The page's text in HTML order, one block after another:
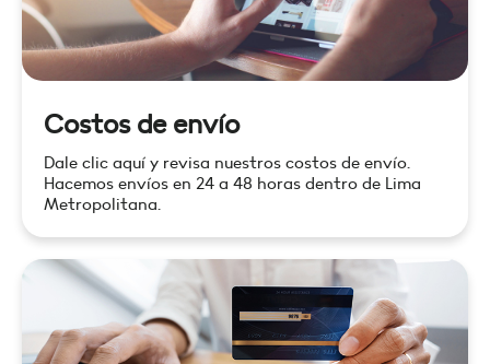
Costos de envío
Dale clic aquí y revisa nuestros costos de envío.
Hacemos envíos en 24 a 48 horas dentro de Lima
Metropolitana.